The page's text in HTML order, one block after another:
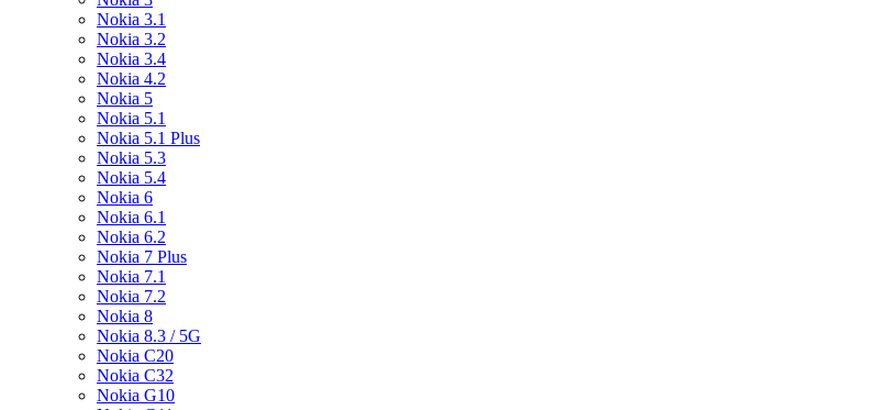
Nokia 3.1
Nokia 3.2
Nokia 3.4
Nokia 4.2
Nokia 5
Nokia 5.1
Nokia 5.1 Plus
Nokia 5.3
Nokia 5.4
Nokia 6
Nokia 6.1
Nokia 6.2
Nokia 7 Plus
Nokia 7.1
Nokia 7.2
Nokia 8
Nokia 8.3 / 5G
Nokia C20
Nokia C32
Nokia G10